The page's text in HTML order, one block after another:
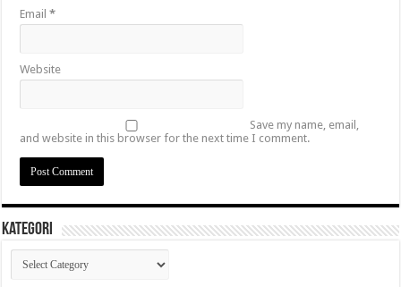
Email*
Website
Save my name, email,
and website in this browser for the next time I comment.
Kategori
Kategori